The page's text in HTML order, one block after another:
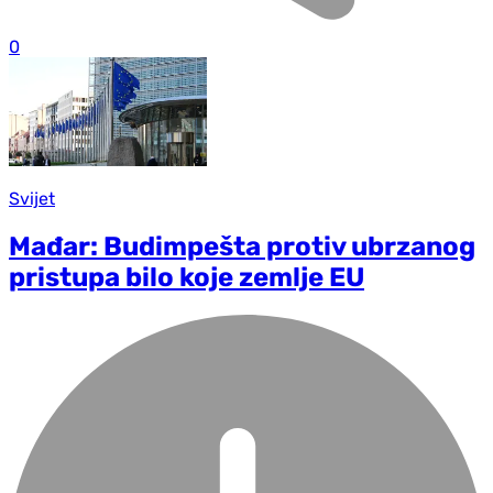
0
Svijet
Mađar: Budimpešta protiv ubrzanog
pristupa bilo koje zemlje EU